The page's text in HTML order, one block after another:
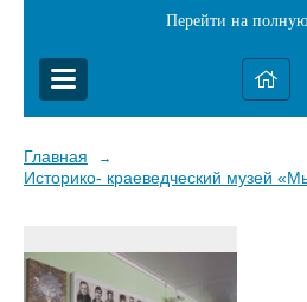
Перейти на
Главная →
Историко- краеведческий музей